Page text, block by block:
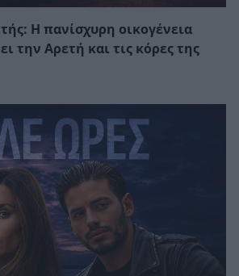
Η πανίσχυρη οικογένεια
την Αρετή και τις κόρες της